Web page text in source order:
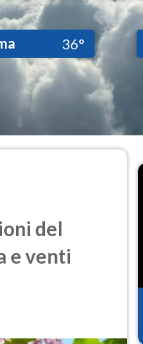
36°
del
e venti